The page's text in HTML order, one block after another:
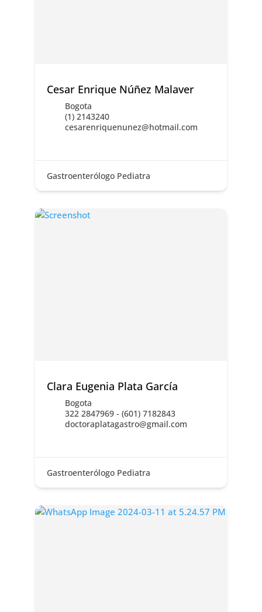
Cesar Enrique Núñez Malaver
Bogota
(1) 2143240
cesarenriquenunez@hotmail.com
Gastroenterólogo Pediatra
Clara Eugenia Plata García
Bogota
322 2847969 - (601) 7182843
doctoraplatagastro@gmail.com
Gastroenterólogo Pediatra